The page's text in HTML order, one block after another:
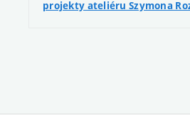
projekty ateliéru Szymona